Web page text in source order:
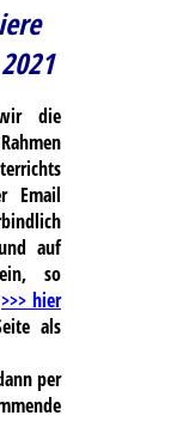
die
Email
auf
so
>>> hier
als
per